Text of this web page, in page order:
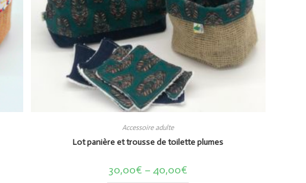
Accessoire adulte
Lot panière et trousse de toilette plumes
30,00€ –40,00€